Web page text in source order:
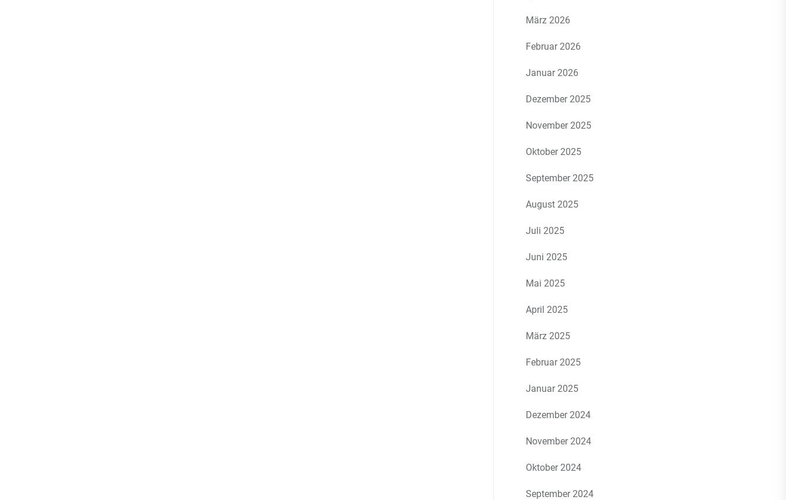
März 2026
Februar 2026
Januar 2026
Dezember 2025
November 2025
Oktober 2025
September 2025
August 2025
Juli 2025
Juni 2025
Mai 2025
April 2025
März 2025
Februar 2025
Januar 2025
Dezember 2024
November 2024
Oktober 2024
September 2024